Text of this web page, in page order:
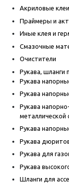
Акриловые клеи
Праймеры и
Иные клея и
Смазочные
Очистители
Рукава,
Рукава
Рукава
Рукава
металлической
Рукава
Рукава
Рукава для
Рукава
Шланги для